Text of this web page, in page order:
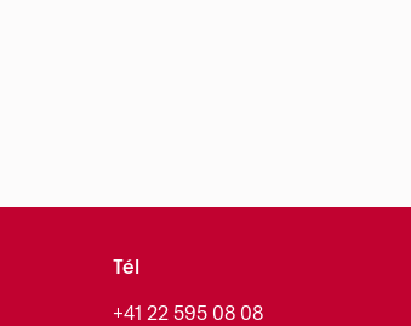
Tél
+41 22 595 08 08